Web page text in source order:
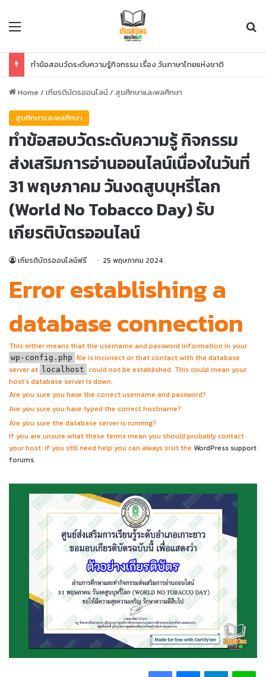
Menu
ทำข้อสอบวัดระดับความรู้กิจกรรม เรื่อง วันภาษาไทยแห่งชาติ
Home / เกียรติบัตรออนไลน์/ สุขศึกษาและพลศึกษา
สุขศึกษาและพลศึกษา
ทำข้อสอบวัดระดับความรู้ กิจกรรม
ส่งเสริมการอ่านออนไลน์เนื่องในวันที่
31 พฤษภาคม วันงดสูบบุหรี่โลก
(World No Tobacco Day) รับ
เกียรติบัตรออนไลน์
เกียรติบัตรออนไลน์ฟรี 25 พฤษภาคม 2024
Error establishing a
database connection
This either means that the username and password information in your
wp-config.php file is incorrect or that contact with the database
server at localhost could not be established. This could mean your
host’s database server is down.
Are you sure you have the correct username and password?
Are you sure you have typed the correct hostname?
Are you sure the database server is running?
If you are unsure what these terms mean you should probably contact
your host. If you still need help you can always visit the WordPress support
forums.
FacebookMessengerTelegram